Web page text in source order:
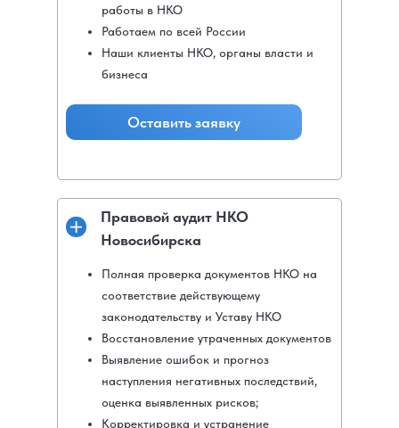
работы в НКО
Работаем по всей России
Наши клиенты НКО, органы власти и
бизнеса
Оставить заявку
Правовой аудит НКО
Новосибирска
Полная проверка документов НКО на
соответствие действующему
законодательству и Уставу НКО
Восстановление утраченных документов
Выявление ошибок и прогноз
наступления негативных последствий,
оценка выявленных рисков;
Корректировка и устранение